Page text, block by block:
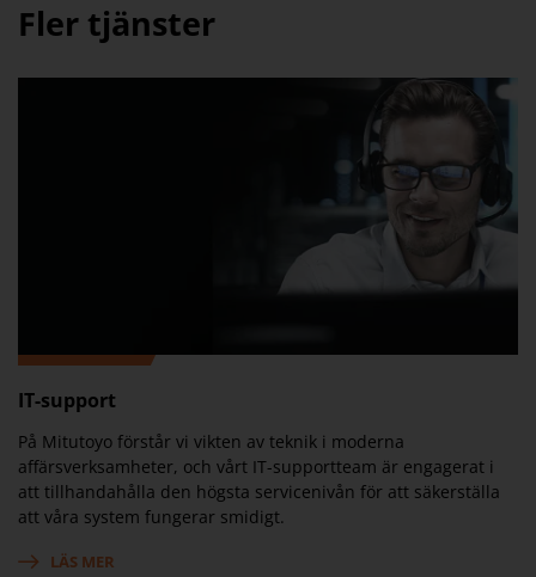
Fler tjänster
IT-support
På Mitutoyo förstår vi vikten av teknik i moderna
affärsverksamheter, och vårt IT-supportteam är engagerat i
att tillhandahålla den högsta servicenivån för att säkerställa
att våra system fungerar smidigt.
LÄS MER